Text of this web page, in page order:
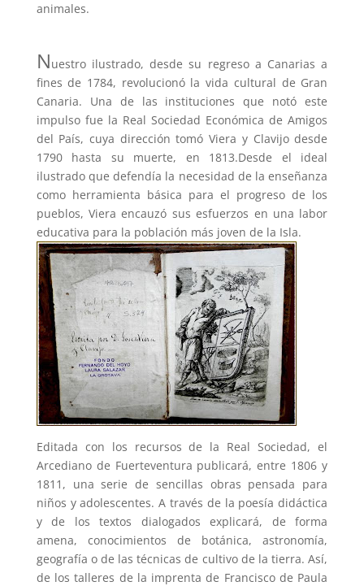
animales.
Nuestro ilustrado, desde su regreso a Canarias a
fines de 1784, revolucionó la vida cultural de Gran
Canaria. Una de las instituciones que notó este
impulso fue la Real Sociedad Económica de Amigos
del País, cuya dirección tomó Viera y Clavijo desde
1790 hasta su muerte, en 1813.Desde el ideal
ilustrado que defendía la necesidad de la enseñanza
como herramienta básica para el progreso de los
pueblos, Viera encauzó sus esfuerzos en una labor
educativa para la población más joven de la Isla.
Editada con los recursos de la Real Sociedad, el
Arcediano de Fuerteventura publicará, entre 1806 y
1811, una serie de sencillas obras pensada para
niños y adolescentes. A través de la poesía didáctica
y de los textos dialogados explicará, de forma
amena, conocimientos de botánica, astronomía,
geografía o de las técnicas de cultivo de la tierra. Así,
de los talleres de la imprenta de Francisco de Paula